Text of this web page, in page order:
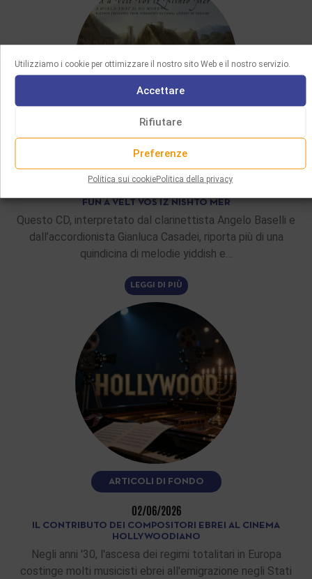
Utilizziamo i cookie per ottimizzare il nostro sito Web e il nostro servizio.
Accettare
Rifiutare
Preferenze
Politica sui cookiePolitica della privacy
ULTIMI ACQUISTI
08/06/2026
FUN A VELT VOS IZ NISHTO MER
Questo CD, interpretato dal clarinettista Angelo Baselli e
dall’accordionista Gianluca Casadei, riporta più di una
quindicina di melodie yiddish e…
LEGGI DI PIÙ
ARTICOLI DI FONDO
02/06/2026
IL CONTRIBUTO DEI COMPOSITORI EBREI AL CINEMA
HOLLYWOODIANO
Negli anni '30, l'ascesa dei regimi totalitari in Europa
costinge molti musicisti ebrei all'emigrazione negli Stati